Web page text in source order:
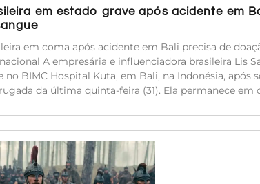
em estado grave após acidente em
em coma após acidente em Bali precisa de
A empresária e influenciadora brasileira Lis
no BIMC Hospital Kuta, em Bali, na Indonésia,
da última quinta-feira (31). Ela permanece